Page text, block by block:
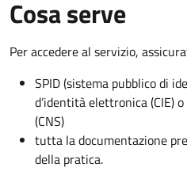
Cosa serve
Per accedere al servizio,
SPID (sistema pubblico di
d’identità elettronica (CIE)
(CNS)
tutta la documentazione
della pratica.